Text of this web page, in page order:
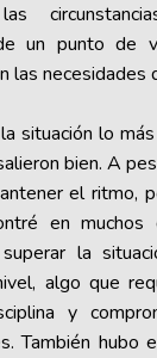
un punto de
las necesidades
situación lo
bien. A
el ritmo,
en
la
algo que
y
También hubo